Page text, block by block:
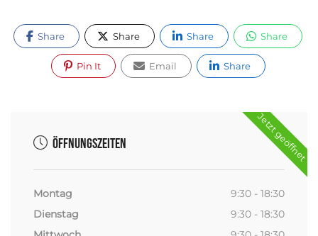
Share Share Share Share
Pin It Email Share
Jetzt geöffnet
Öffnungszeiten
Montag
9:30 - 18:30
Dienstag
9:30 - 18:30